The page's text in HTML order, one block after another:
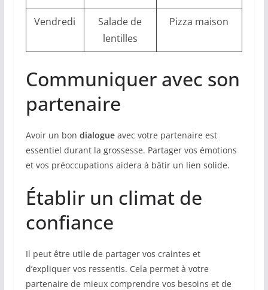
Vendredi
Salade de
lentilles
Pizza maison
Communiquer avec son
partenaire
Avoir un bon dialogueavec votre partenaire est
essentiel durant la grossesse. Partager vos émotions
et vos préoccupations aidera à bâtir un lien solide.
Établir un climat de
confiance
Il peut être utile de partager vos craintes et
d’expliquer vos ressentis. Cela permet à votre
partenaire de mieux comprendre vos besoins et de